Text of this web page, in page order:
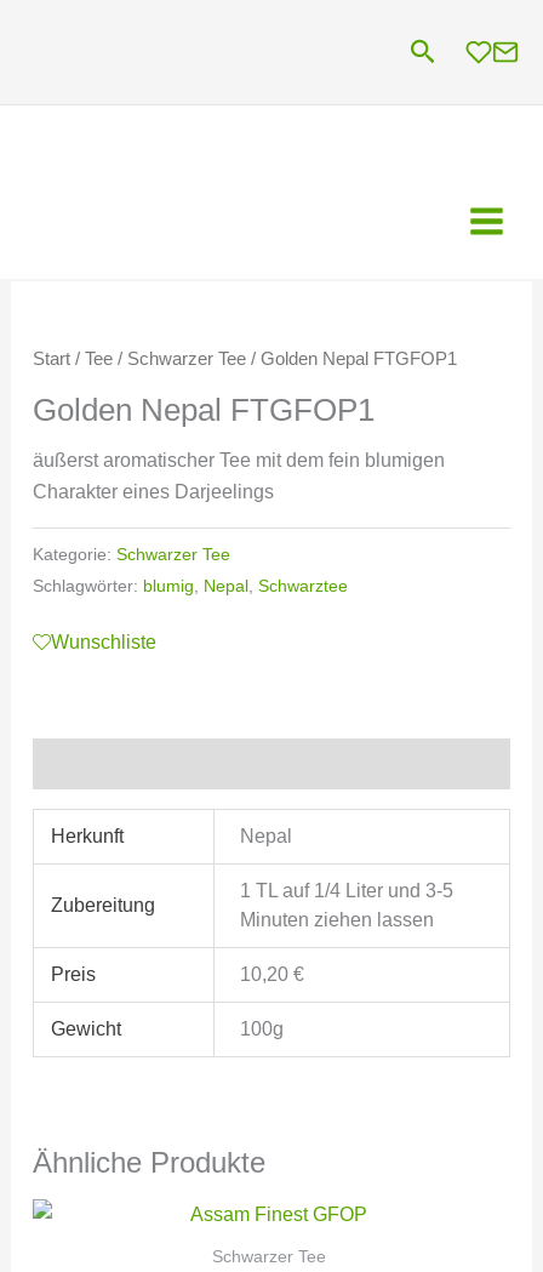
Suchen
Start/ Tee/ Schwarzer Tee/ Golden Nepal FTGFOP1
Golden Nepal FTGFOP1
äußerst aromatischer Tee mit dem fein blumigen
Charakter eines Darjeelings
Kategorie: Schwarzer Tee
Schlagwörter: blumig Nepal, Schwarztee
Wunschliste
Herkunft Nepal
Zubereitung
1 TL auf 1/4 Liter und 3-5
Minuten ziehen lassen
Preis 10,20 €
Gewicht 100g
Ähnliche Produkte
Schwarzer Tee